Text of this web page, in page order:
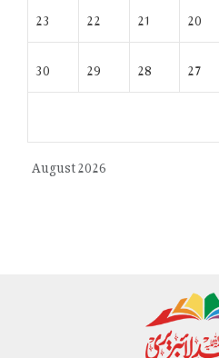
August 2026
20
21
22
23
27
28
29
30